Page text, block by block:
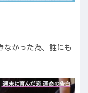
なかった為、誰にも